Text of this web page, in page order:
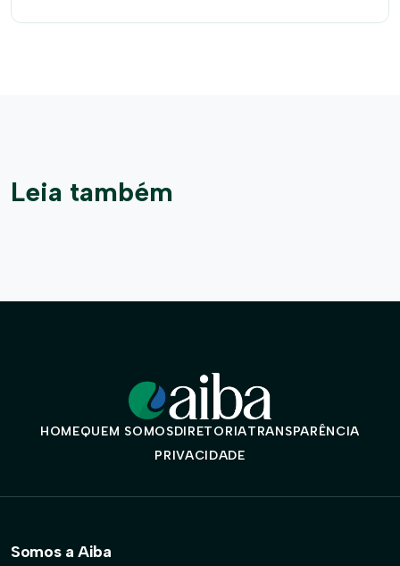
Leia também
HOMEQUEM SOMOSDIRETORIATRANSPARÊNCIA
PRIVACIDADE
Somos a Aiba